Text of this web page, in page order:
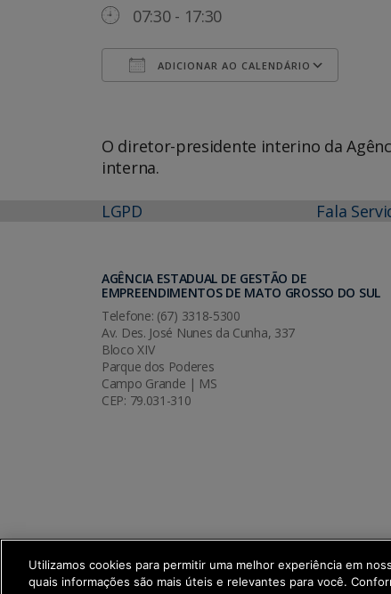
07:30 - 17:30
ADICIONAR AO CALENDÁRIO
O diretor-presidente interino da
interna.
LGPD Fala
AGÊNCIA ESTADUAL DE GESTÃO DE
EMPREENDIMENTOS DE MATO GROSSO DO SUL
Telefone: (67) 3318-5300
Av. Des. José Nunes da Cunha, 337
Bloco XIV
Parque dos Poderes
Campo Grande | MS
CEP: 79.031-310
Utilizamos cookies para permitir uma melhor experiência em
quais informações são mais úteis e relevantes para você.